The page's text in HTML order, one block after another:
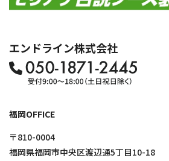
エンドライン株式会社
福岡OFFICE
〒810-0004
福岡県福岡市中央区渡辺通5丁目10-18